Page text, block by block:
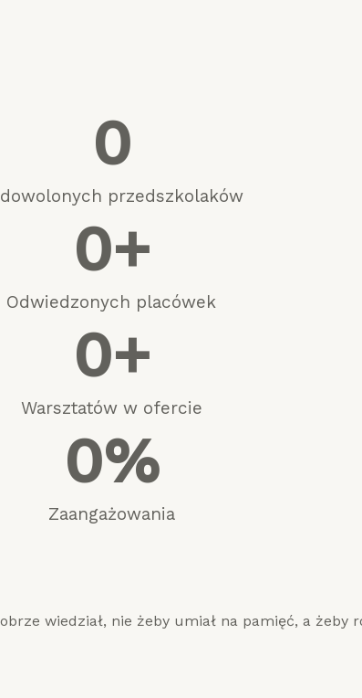
przedszkolaków
0
Odwiedzonych placówek
0+
Warsztatów w ofercie
0+
Zaangażowania
0%
wiedział, nie żeby umiał na pamięć, a żeby